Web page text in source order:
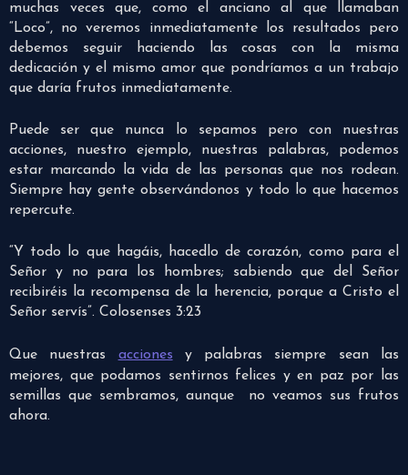
muchas veces que, como el anciano al que llamaban
“Loco”, no veremos inmediatamente los resultados pero
debemos seguir haciendo las cosas con la misma
dedicación y el mismo amor que pondríamos a un trabajo
que daría frutos inmediatamente.
Puede ser que nunca lo sepamos pero con nuestras
acciones, nuestro ejemplo, nuestras palabras, podemos
estar marcando la vida de las personas que nos rodean.
Siempre hay gente observándonos y todo lo que hacemos
repercute.
“Y todo lo que hagáis, hacedlo de corazón, como para el
Señor y no para los hombres; sabiendo que del Señor
recibiréis la recompensa de la herencia, porque a Cristo el
Señor servís”. Colosenses 3:23
Que nuestras acciones y palabras siempre sean las
mejores, que podamos sentirnos felices y en paz por las
semillas que sembramos, aunque no veamos sus frutos
ahora.